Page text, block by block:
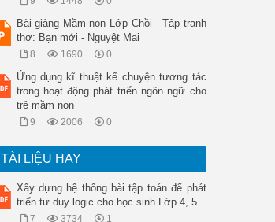
Bài giảng Mầm non Lớp Chồi - Tập tranh
thơ: Bạn mới - Nguyệt Mai
8 1690 0
Ứng dụng kĩ thuật kể chuyện tương tác
trong hoạt động phát triển ngôn ngữ cho
trẻ mầm non
9 2006 0
TÀI LIỆU HAY
Xây dựng hệ thống bài tập toán để phát
triển tư duy logic cho học sinh Lớp 4, 5
7 3734 1